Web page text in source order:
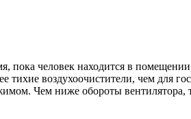
пока человек находится в
воздухоочистители, чем для
Чем ниже обороты